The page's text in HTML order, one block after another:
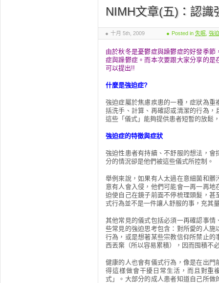
NIMH文章(五)：認識
十月 5th, 2009 Posted in 失眠 強
由於秋冬是憂鬱症與躁鬱症的好發季
症與躁鬱症。而本次要跟大家分享的
可以提出!!
什麼是強迫症?
強迫症屬於焦慮疾患的一種，症狀為
括洗手、計算、再確認或清潔的行為
這些「儀式」能夠提供患者短暫的放鬆
強迫症的特徵與症狀
強迫性患者有持續、不舒服的想法，
分的情況卻是他們被這些儀式所控制。
舉例來說，如果有人太過在意細菌和
意有人會入侵，他們可能會一再一再
迫使自己在鏡子前面不停梳理頭髮，
式行為並不是一件讓人舒服的事，充其
其他常見的儀式包括必須一再確認事
些常見的強迫思考包含：對所愛的人
行為，或是想著某些宗教信仰所禁止
西丟棄（所以容易累積），因而囤積不
健康的人也會有儀式行為，像是在出
得這樣做會干擾日常生活，而且對重
式」。大部分的成人患者知道自己所